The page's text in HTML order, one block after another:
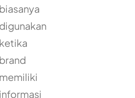
biasanya
digunakan
ketika
brand
memiliki
informasi